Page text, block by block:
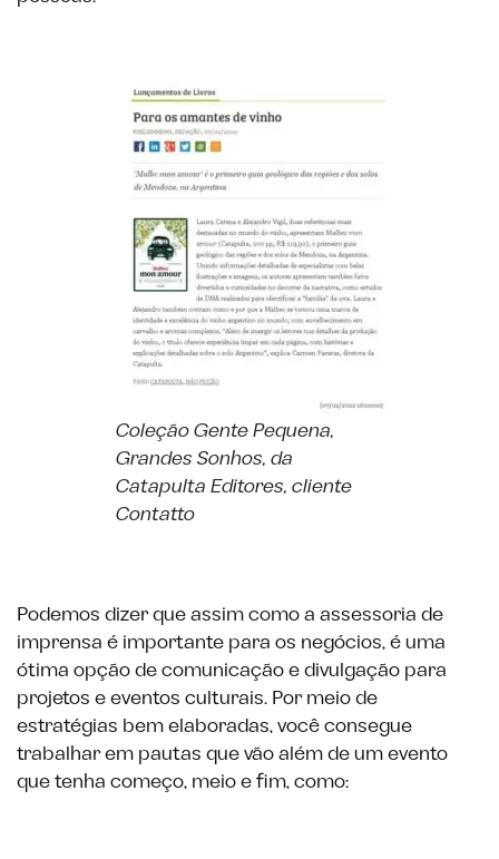
Coleção Gente Pequena,
Grandes Sonhos, da
Catapulta Editores, cliente
Contatto
Podemos dizer que assim como a assessoria de
imprensa é importante para os negócios, é uma
ótima opção de comunicação e divulgação para
projetos e eventos culturais. Por meio de
estratégias bem elaboradas, você consegue
trabalhar em pautas que vão além de um evento
que tenha começo, meio e fim, como: